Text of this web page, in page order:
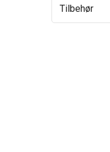
Tilbehør